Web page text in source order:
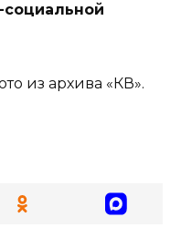
из архива «КВ».